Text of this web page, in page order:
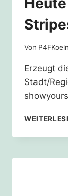
Von P4FKoeln
Erzeugt
Stadt/